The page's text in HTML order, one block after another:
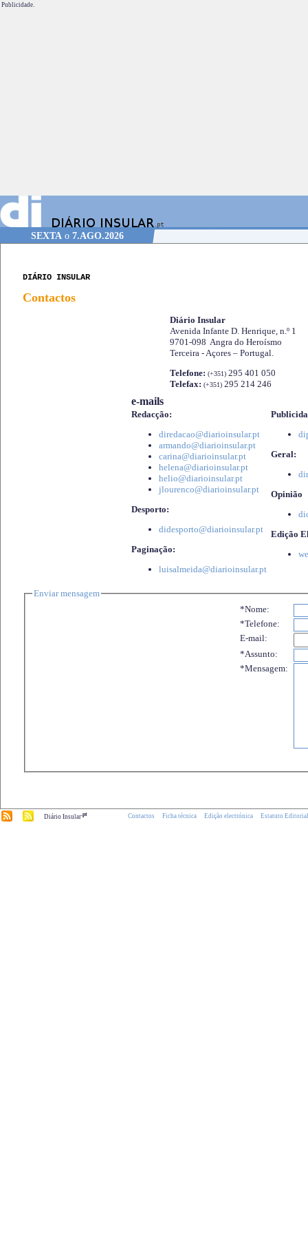
Publicidade.
SEXTA o 7.AGO.2026
DIÁRIO INSULAR
Contactos
Diário Insular
Avenida Infante D. Henrique, n.º 1
9701-098 Angra do Heroísmo
Terceira - Açores – Portugal.
Telefone: (+351) 295 401 050
Telefax: (+351) 295 214 246
e-mails
Redacção:
diredacao@diarioinsular.pt
armando@diarioinsular.pt
carina@diarioinsular.pt
helena@diarioinsular.pt
helio@diarioinsular.pt
jlourenco@diarioinsular.pt
Desporto:
didesporto@diarioinsular.pt
Paginação:
luisalmeida@diarioinsular.pt
Geral:
Opinião
Edição
Enviar mensagem
*Nome:
*Telefone:
E-mail:
*Assunto:
*Mensagem:
Diário Insular.pt Contactos Ficha técnica Edição electrónica Estatuto Editorial